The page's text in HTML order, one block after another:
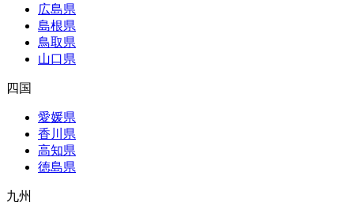
広島県
島根県
鳥取県
山口県
四国
愛媛県
香川県
高知県
徳島県
九州